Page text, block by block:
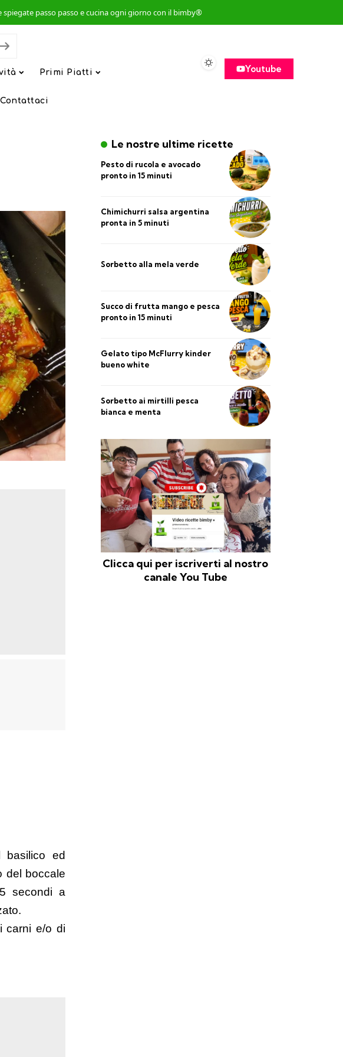
spiegate passo passo e cucina ogni giorno con il bimby®
Primi Piatti
Contattaci
Youtube
basilico ed
del boccale
secondi a
carni e/o di
Le nostre ultime ricette
Pesto di rucola e avocado
pronto in 15 minuti
Chimichurri salsa argentina
pronta in 5 minuti
Sorbetto alla mela verde
Succo di frutta mango e pesca
pronto in 15 minuti
Gelato tipo McFlurry kinder
bueno white
Sorbetto ai mirtilli pesca
bianca e menta
Clicca qui per iscriverti al nostro
canale You Tube